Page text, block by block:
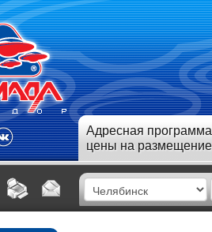
Адресная
цены на размещение